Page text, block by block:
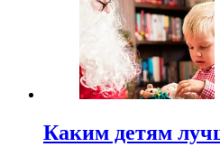
Каким детям